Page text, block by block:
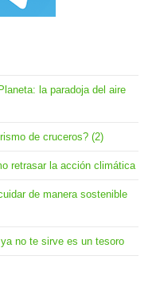
la paradoja del aire
de cruceros? (2)
retrasar la acción climática
de manera sostenible
no te sirve es un tesoro